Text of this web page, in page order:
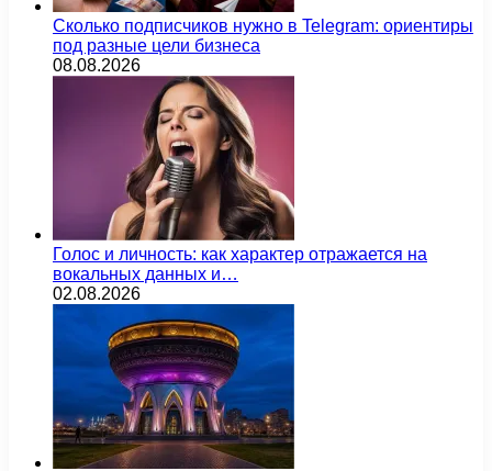
Сколько подписчиков нужно в Telegram: ориентиры
под разные цели бизнеса
08.08.2026
Голос и личность: как характер отражается на
вокальных данных и…
02.08.2026